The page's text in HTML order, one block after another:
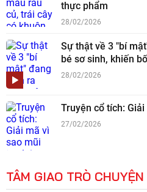
thực phẩm
28/02/2026
Sự thật về 3 "bí
bé sơ sinh, khiến
28/02/2026
Truyện cổ tích:
27/02/2026
TÂM GIAO TRÒ CHUYỆN